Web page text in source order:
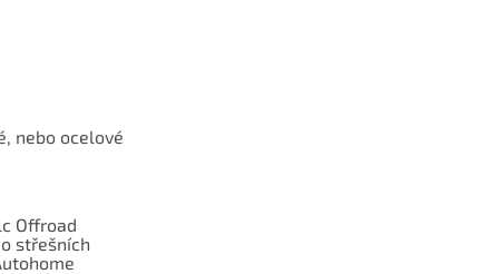
nebo ocelové
Offroad
střešních